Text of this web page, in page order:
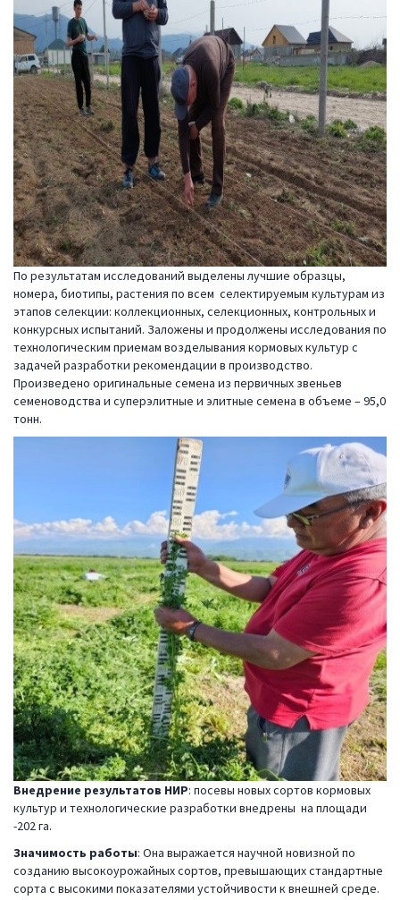
По результатам исследований выделены лучшие образцы,
номера, биотипы, растения по всем селектируемым культурам из
этапов селекции: коллекционных, селекционных, контрольных и
конкурсных испытаний. Заложены и продолжены исследования по
технологическим приемам возделывания кормовых культур с
задачей разработки рекомендации в производство.
Произведено оригинальные семена из первичных звеньев
семеноводства и суперэлитные и элитные семена в объеме – 95,0
тонн.
Внедрение результатов НИР: посевы новых сортов кормовых
культур и технологические разработки внедрены на площади
-202 га.
Значимость работы: Она выражается научной новизной по
созданию высокоурожайных сортов, превышающих стандартные
сорта с высокими показателями устойчивости к внешней среде.